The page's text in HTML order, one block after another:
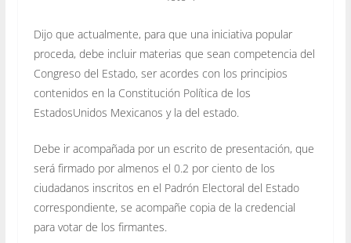
Dijo que actualmente, para que una iniciativa popular
proceda, debe incluir materias que sean competencia del
Congreso del Estado, ser acordes con los principios
contenidos en la Constitución Política de los
EstadosUnidos Mexicanos y la del estado.
Debe ir acompañada por un escrito de presentación, que
será firmado por almenos el 0.2 por ciento de los
ciudadanos inscritos en el Padrón Electoral del Estado
correspondiente, se acompañe copia de la credencial
para votar de los firmantes.